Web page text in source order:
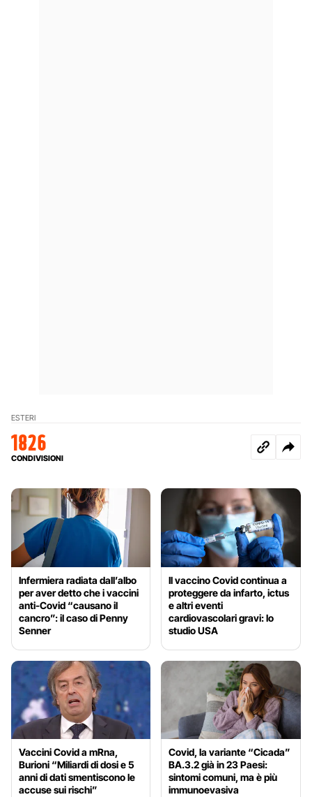
ESTERI
1826
CONDIVISIONI
Infermiera radiata dall’albo
per aver detto che i vaccini
anti-Covid “causano il
cancro”: il caso di Penny
Senner
Il vaccino Covid continua a
proteggere da infarto, ictus
e altri eventi
cardiovascolari gravi: lo
studio USA
Vaccini Covid a mRna,
Burioni “Miliardi di dosi e 5
anni di dati smentiscono le
accuse sui rischi”
Covid, la variante “Cicada”
BA.3.2 già in 23 Paesi:
sintomi comuni, ma è più
immunoevasiva